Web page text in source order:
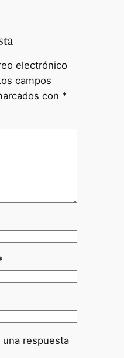
electrónico
campos
con *
respuesta